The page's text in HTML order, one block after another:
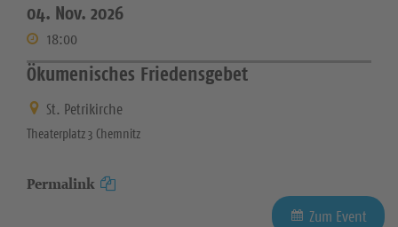
04. Nov. 2026
18:00
Ökumenisches Friedensgebet
St. Petrikirche
Theaterplatz 3 Chemnitz
Permalink
Zum Event